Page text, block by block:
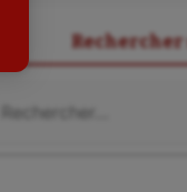
Tir à l'arc